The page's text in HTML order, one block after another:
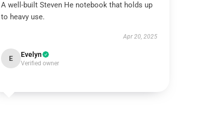
A well-built Steven He notebook that holds up
to heavy use.
Apr 20, 2025
E Evelyn
Verified owner